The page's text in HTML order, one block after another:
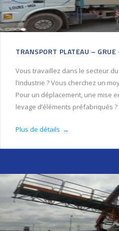
TRANSPORT PLATEAU – GRUE
Vous travaillez dans le secteur du
l’industrie ? Vous cherchez un
Pour un déplacement, une mise
levage d’éléments préfabriqués ?
Plus de détails →